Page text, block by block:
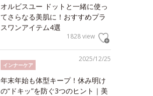
オルビスユー ドットと一緒に使っ
てさらなる美肌に！おすすめプラ
スワンアイテム4選
1828 view
2025/12/25
インナーケア
年末年始も体型キープ！休み明け
の“ドキッ”を防ぐ3つのヒント｜美